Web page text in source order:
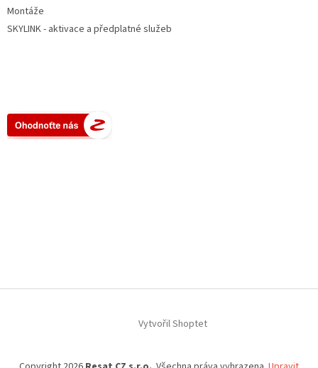
Montáže
SKYLINK - aktivace a předplatné služeb
Vytvořil Shoptet